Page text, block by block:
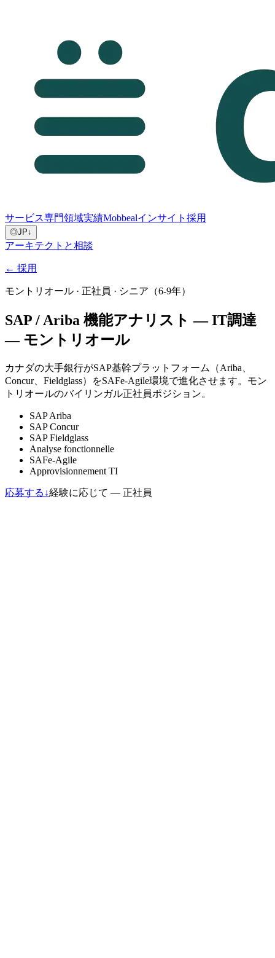
サービス専門領域実績Mobbealインサイト 採用
◎JP↓
アーキテクトと相談
← 採用
モントリオール · 正社員 · シニア（6-9年）
SAP / Ariba 機能アナリスト — IT調達
— モントリオール
カナダの大手銀行がSAP基幹プラットフォーム（Ariba、
Concur、Fieldglass）をSAFe-Agile環境で進化させます。モン
トリオールのバイリンガル正社員ポジション。
SAP Ariba
SAP Concur
SAP Fieldglass
Analyse fonctionnelle
SAFe-Agile
Approvisionnement TI
応募する ↓経験に応じて — 正社員